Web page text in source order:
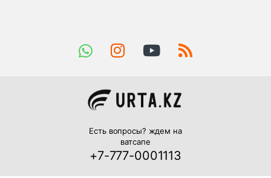
Есть вопросы? ждем на
ватсапе
+7-777-0001113